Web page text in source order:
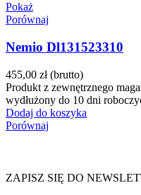
Pokaż
Porównaj
Nemio Dl131523310
455,00 zł (brutto)
Produkt z zewnętrznego
wydłużony do 10 dni
Dodaj do koszyka
Porównaj
ZAPISZ SIĘ DO